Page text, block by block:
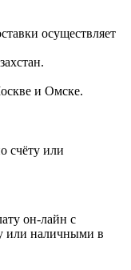
осуществляет
в Казахстан.
и Омске.
счёту или
он-лайн с
или наличными в